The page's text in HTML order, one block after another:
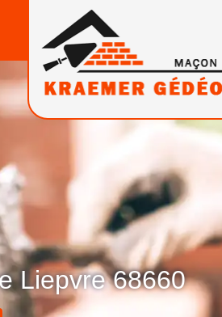
Liepvre 68660